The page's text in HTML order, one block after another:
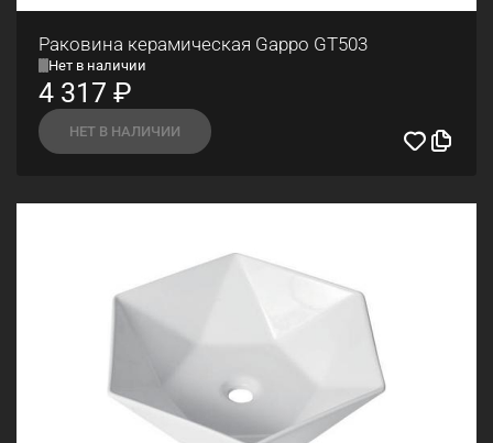
Раковина керамическая Gappo GT503
Нет в наличии
4 317 ₽
НЕТ В НАЛИЧИИ